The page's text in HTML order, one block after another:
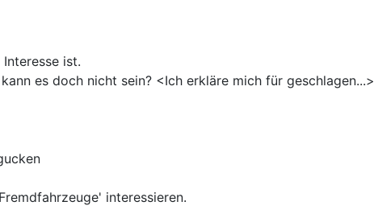
ist.
es doch nicht sein? <Ich erkläre mich für geschlagen...>
interessieren.